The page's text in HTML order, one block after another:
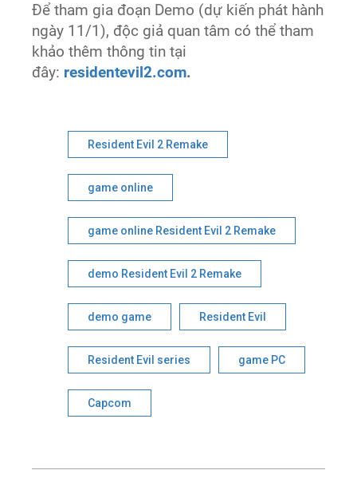
Để tham gia đoạn Demo (dự kiến phát hành
ngày 11/1), độc giả quan tâm có thể tham
khảo thêm thông tin tại
đây: residentevil2.com.
Resident Evil 2 Remake
game online
game online Resident Evil 2 Remake
demo Resident Evil 2 Remake
demo game Resident Evil
Resident Evil series game PC
Capcom